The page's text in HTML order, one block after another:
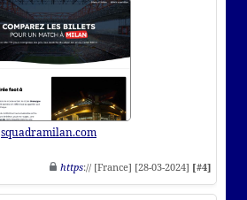
squadramilan.com
https:// [France] [28-03-2024] [#4]